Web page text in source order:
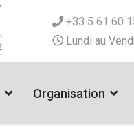
+33 5 61 60
Lundi au
Organisation